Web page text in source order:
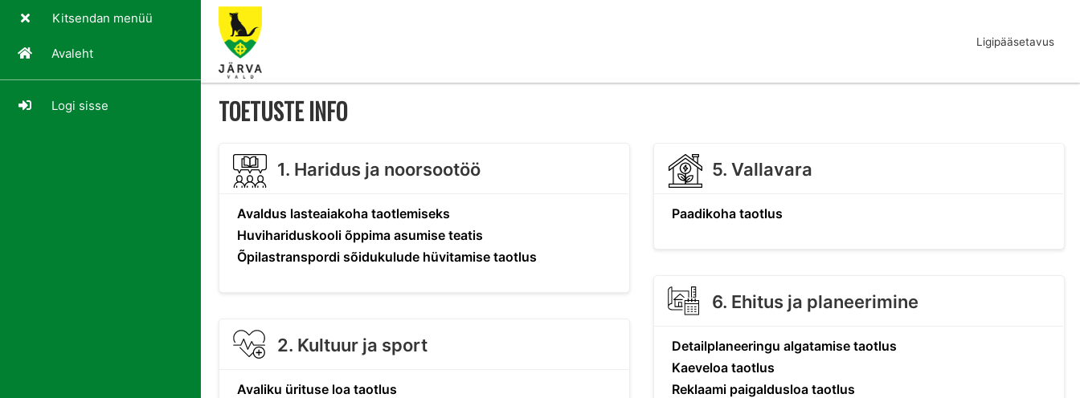
Kitsendan menüü
Avaleht
Logi sisse
Ligipääsetavus
TOETUSTE INFO
1. Haridus ja noorsootöö
Avaldus lasteaiakoha taotlemiseks
Huvihariduskooli õppima asumise teatis
Õpilastranspordi sõidukulude hüvitamise taotlus
2. Kultuur ja sport
Avaliku ürituse loa taotlus
5. Vallavara
Paadikoha taotlus
6. Ehitus ja planeerimine
Detailplaneeringu algatamise taotlus
Kaeveloa taotlus
Reklaami paigaldusloa taotlus